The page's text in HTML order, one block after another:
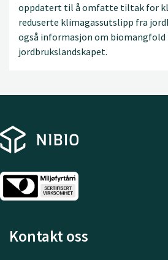
oppdatert til å omfatte tiltak for
reduserte klimagassutslipp fra
også informasjon om biomangfold
jordbrukslandskapet.
Kontakt oss